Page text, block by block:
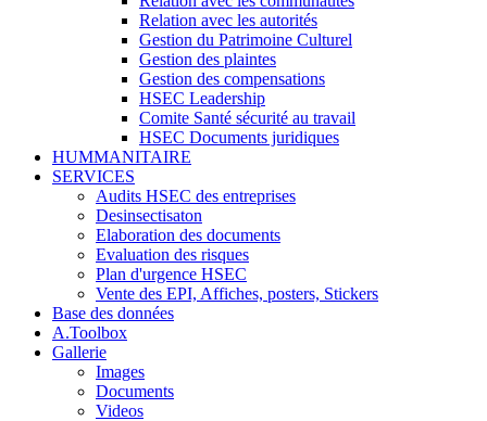
Relation avec les autorités
Gestion du Patrimoine Culturel
Gestion des plaintes
Gestion des compensations
HSEC Leadership
Comite Santé sécurité au travail
HSEC Documents juridiques
HUMMANITAIRE
SERVICES
Audits HSEC des entreprises
Desinsectisaton
Elaboration des documents
Evaluation des risques
Plan d'urgence HSEC
Vente des EPI, Affiches, posters, Stickers
Base des données
A.Toolbox
Gallerie
Images
Documents
Videos